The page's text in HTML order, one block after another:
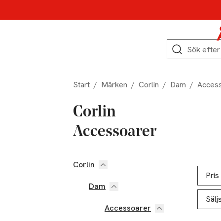
Sök
Start / Märken / Corlin / Dam /
Corlin
Accessoarer
Hoppa till produktsidan
Corlin
Dam
Accessoarer
Pris
Lista